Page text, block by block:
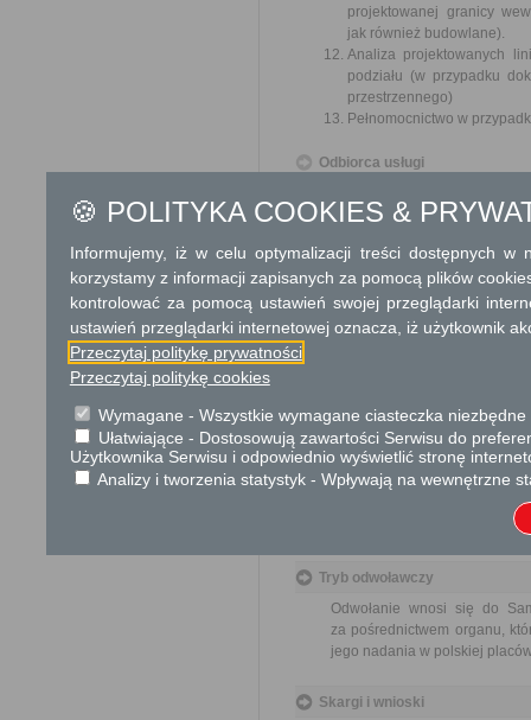
projektowanej granicy
jak również budowlane).
Analiza projektowanych
podziału (w przypadku
przestrzennego)
Pełnomocnictwo w
Odbiorca usługi
Sprawa załatwiana jest
terminu nie wlicza się
zawieszenia postępowania
od organu).
Dodatkowe
Opłata
Wniosek o podział
17 zł opłata skarbowa za
Tryb odwoławczy
Odwołanie wnosi się do
za pośrednictwem organu,
jego nadania w polskiej
Skargi i wnioski
🍪 POLITYKA COOKIES &
Informujemy, iż w celu optymalizacji treści dostępnych w
korzystamy z informacji zapisanych za pomocą plików
kontrolować za pomocą ustawień swojej przeglądarki
ustawień przeglądarki internetowej oznacza, iż użytkownik
Przeczytaj politykę prywatności
Przeczytaj politykę cookies
Wymagane - Wszystkie wymagane ciasteczka
Ułatwiające - Dostosowują zawartości Serwisu do
Użytkownika Serwisu i odpowiednio wyświetlić stronę
Analizy i tworzenia statystyk - Wpływają na wewnętrzne